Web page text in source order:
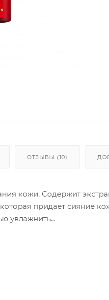
ОТЗЫВЫ (10)
кожи. Содержит
придает сияние
увлажнить